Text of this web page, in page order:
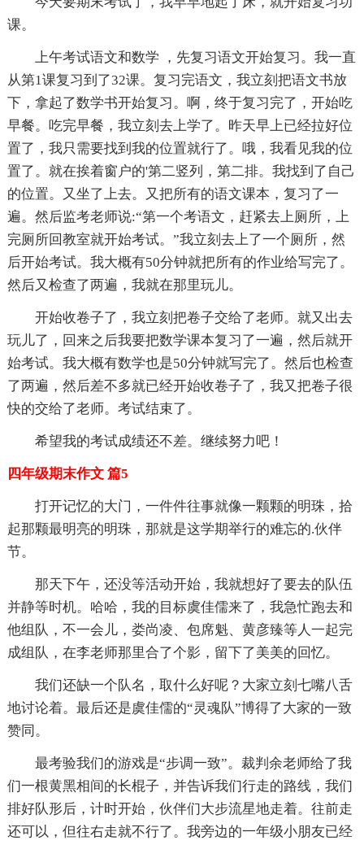
课。
上午考试语文和数学 ，先复习语文开始复习。我一直
从第1课复习到了32课。复习完语文，我立刻把语文书放
下，拿起了数学书开始复习。啊，终于复习完了，开始吃
早餐。吃完早餐，我立刻去上学了。昨天早上已经拉好位
置了，我只需要找到我的位置就行了。哦，我看见我的位
置了。就在挨着窗户的'第二竖列，第二排。我找到了自己
的位置。又坐了上去。又把所有的语文课本，复习了一
遍。然后监考老师说:“第一个考语文，赶紧去上厕所，上
完厕所回教室就开始考试。”我立刻去上了一个厕所，然
后开始考试。我大概有50分钟就把所有的作业给写完了。
然后又检查了两遍，我就在那里玩儿。
开始收卷子了，我立刻把卷子交给了老师。就又出去
玩儿了，回来之后我要把数学课本复习了一遍，然后就开
始考试。我大概有数学也是50分钟就写完了。然后也检查
了两遍，然后差不多就已经开始收卷子了，我又把卷子很
快的交给了老师。考试结束了。
希望我的考试成绩还不差。继续努力吧！
四年级期末作文 篇5
打开记忆的大门，一件件往事就像一颗颗的明珠，拾
起那颗最明亮的明珠，那就是这学期举行的难忘的.伙伴
节。
那天下午，还没等活动开始，我就想好了要去的队伍
并静等时机。哈哈，我的目标虞佳儒来了，我急忙跑去和
他组队，不一会儿，娄尚凌、包席魁、黄彦臻等人一起完
成组队，在李老师那里合了个影，留下了美美的回忆。
我们还缺一个队名，取什么好呢？大家立刻七嘴八舌
地讨论着。最后还是虞佳儒的“灵魂队”博得了大家的一致
赞同。
最考验我们的游戏是“步调一致”。裁判余老师给了我
们一根黄黑相间的长棍子，并告诉我们行走的路线，我们
排好队形后，计时开始，伙伴们大步流星地走着。往前走
还可以，但往右走就不行了。我旁边的一年级小朋友已经